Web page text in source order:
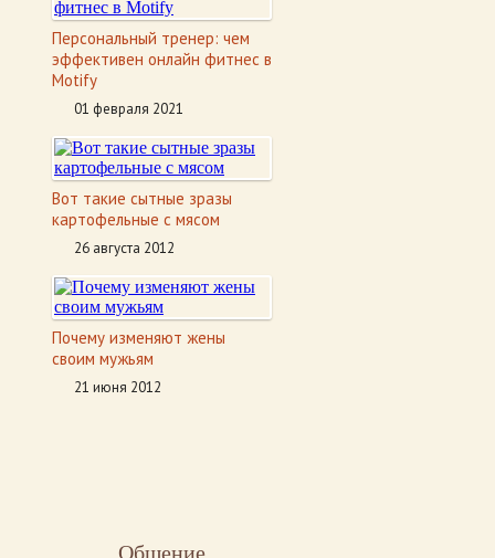
Персональный тренер: чем
эффективен онлайн фитнес в
Motify
01 февраля 2021
Вот такие сытные зразы
картофельные с мясом
26 августа 2012
Почему изменяют жены
своим мужьям
21 июня 2012
Общение